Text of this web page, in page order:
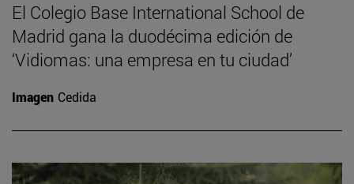
El Colegio Base International School de
Madrid gana la duodécima edición de
‘Vidiomas: una empresa en tu ciudad’
Imagen Cedida